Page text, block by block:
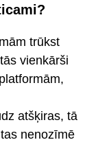
trūkst
vienkārši
atšķiras, tā
nenozīmē